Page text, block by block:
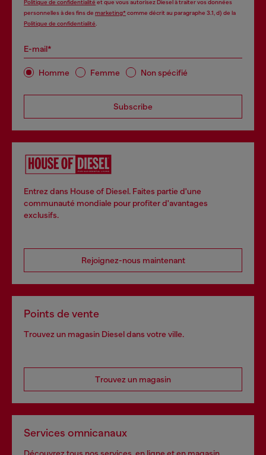
Politique de confidentialité et que vous autorisez Diesel à traiter vos données
personnelles à des fins de marketing*comme décrit au paragraphe 3.1, d) de la
Politique de confidentialité.
E-mail*
Homme Femme Non spécifié
Subscribe
Entrez dans House of Diesel. Faites partie d'une
communauté mondiale pour profiter d'avantages
exclusifs.
Rejoignez-nous maintenant
Points de vente
Trouvez un magasin Diesel dans votre ville.
Trouvez un magasin
Services omnicanaux